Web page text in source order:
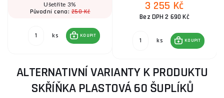
Ušetříte 3%
Původní cena:250 Kč
ks KOUPIT
3 255 Kč
Bez DPH 2 690 Kč
ks KOUPIT
ALTERNATIVNÍ VARIANTY K PRODUKTU
SKŘÍŇKA PLASTOVÁ 60 ŠUPLÍKŮ